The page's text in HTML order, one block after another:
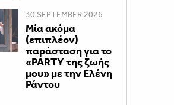
30 SEPTEMBER 2026
Μία ακόμα
(επιπλέον)
παράσταση για το
«PARTY της ζωής
μου» με την Ελένη
Ράντου